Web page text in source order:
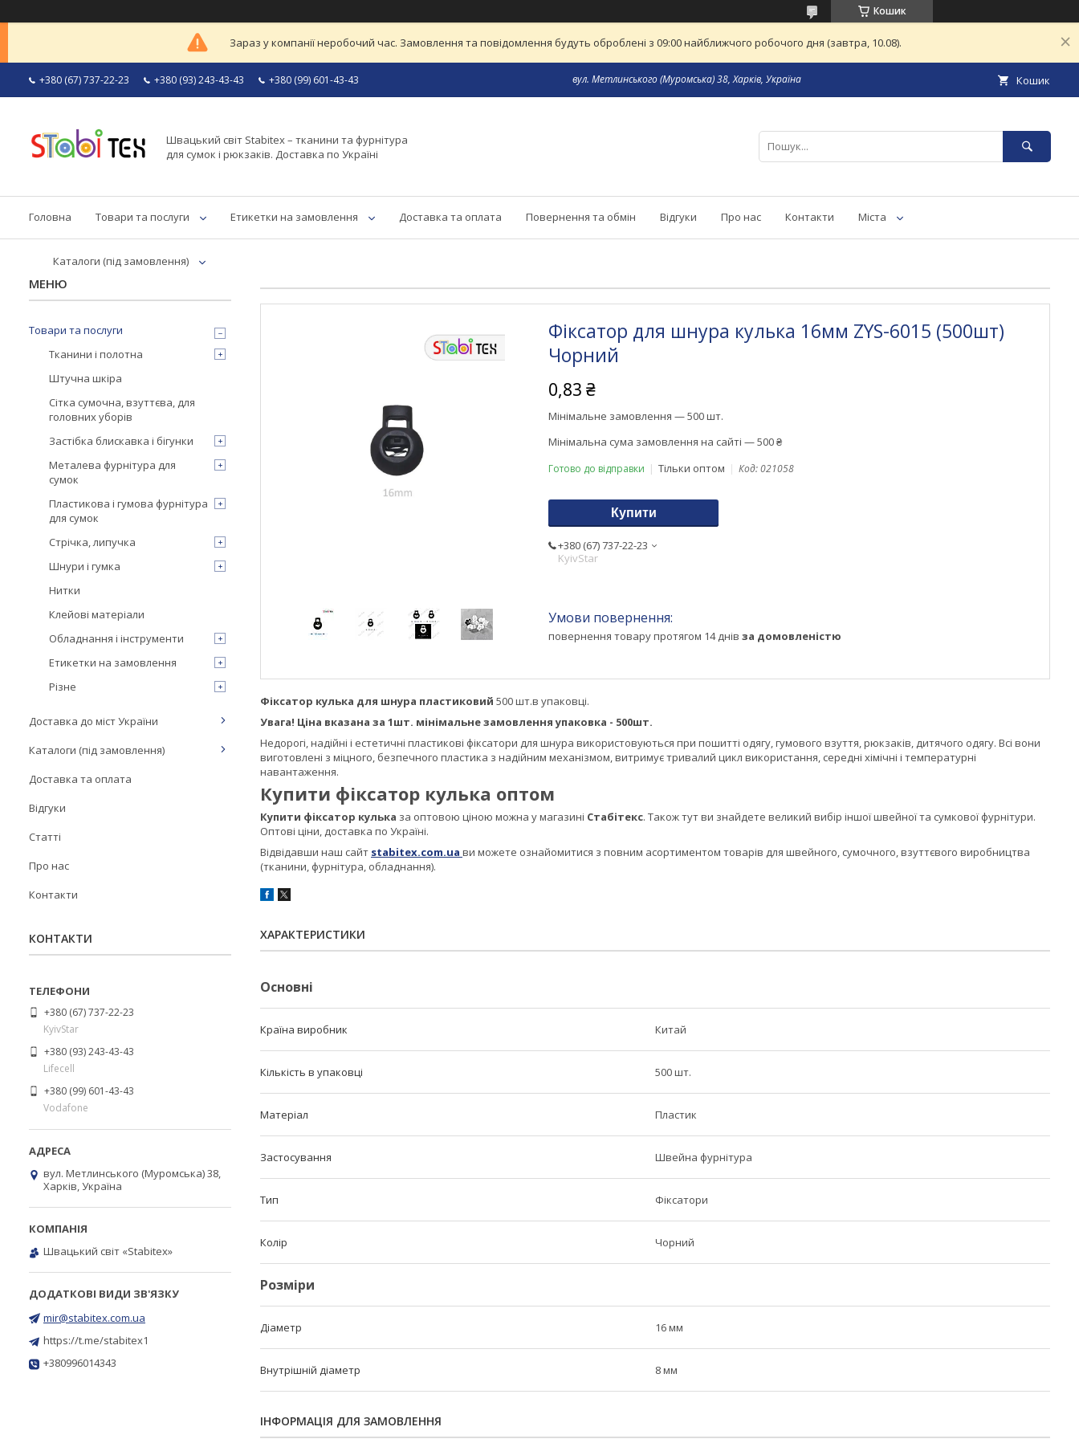
Кошик
Зараз у компанії неробочий час. Замовлення та повідомлення будуть оброблені з 09:00 найближчого робочого дня (завтра, 10.08).
+380 (67) 737-22-23 +380 (93) 243-43-43 +380 (99) 601-43-43 вул. Метлинського (Муромська) 38, Харків, Україна Кошик
Швацький світ Stabitex – тканини та фурнітура
для сумок і рюкзаків. Доставка по Україні
Головна Товари та послуги Етикетки на замовлення Доставка та оплата Повернення та обмін Відгуки Про нас Контакти Міста
Каталоги (під замовлення)
Фіксатор для шнура кулька 16мм ZYS-6015 (500шт)
Чорний
0,83 ₴
Мінімальне замовлення — 500 шт.
Мінімальна сума замовлення на сайті — 500 ₴
Готово до відправки Тільки оптом Код:021058
Купити
+380 (67) 737-22-23
KyivStar
повернення товару протягом 14 днів за домовленістю
Фіксатор кулька для шнура пластиковий 500 шт.в упаковці.
Увага! Ціна вказана за 1шт. мінімальне замовлення упаковка - 500шт.
Недорогі, надійні і естетичні пластикові фіксатори для шнура використовуються при пошитті одягу, гумового взуття, рюкзаків, дитячого одягу. Всі вони
виготовлені з міцного, безпечного пластика з надійним механізмом, витримує тривалий цикл використання, середні хімічні і температурні
навантаження.
Купити фіксатор кулька оптом
Купити фіксатор кулька за оптовою ціною можна у магазині Стабітекс. Також тут ви знайдете великий вибір іншої швейної та сумкової фурнітури.
Оптові ціни, доставка по Україні.
Відвідавши наш сайт stabitex.com.ua ви можете ознайомитися з повним асортиментом товарів для швейного, сумочного, взуттєвого виробництва
(тканини, фурнітура, обладнання).
ХАРАКТЕРИСТИКИ
Основні
Країна виробник Китай
Кількість в упаковці 500 шт.
Матеріал Пластик
Застосування Швейна фурнітура
Тип Фіксатори
Колір Чорний
Розміри
Діаметр 16 мм
Внутрішній діаметр 8 мм
ІНФОРМАЦІЯ ДЛЯ ЗАМОВЛЕННЯ
Товари та послуги
Тканини і полотна
Штучна шкіра
Сітка сумочна, взуттєва, для
головних уборів
Застібка блискавка і бігунки
Металева фурнітура для
сумок
Пластикова і гумова фурнітура
для сумок
Стрічка, липучка
Шнури і гумка
Нитки
Клейові матеріали
Обладнання і інструменти
Етикетки на замовлення
Різне
Доставка до міст України
Каталоги (під замовлення)
Доставка та оплата
Відгуки
Статті
Про нас
Контакти
КОНТАКТИ
+380 (67) 737-22-23
KyivStar
+380 (93) 243-43-43
Lifecell
+380 (99) 601-43-43
Vodafone
вул. Метлинського (Муромська) 38,
Харків, Україна
Швацький світ «Stabitex»
mir@stabitex.com.ua
https://t.me/stabitex1
+380996014343